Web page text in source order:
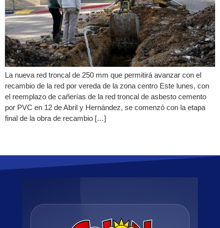
La nueva red troncal de 250 mm que permitirá avanzar con el
recambio de la red por vereda de la zona centro Este lunes, con
el reemplazo de cañerías de la red troncal de asbesto cemento
por PVC en 12 de Abril y Hernández, se comenzó con la etapa
final de la obra de recambio […]